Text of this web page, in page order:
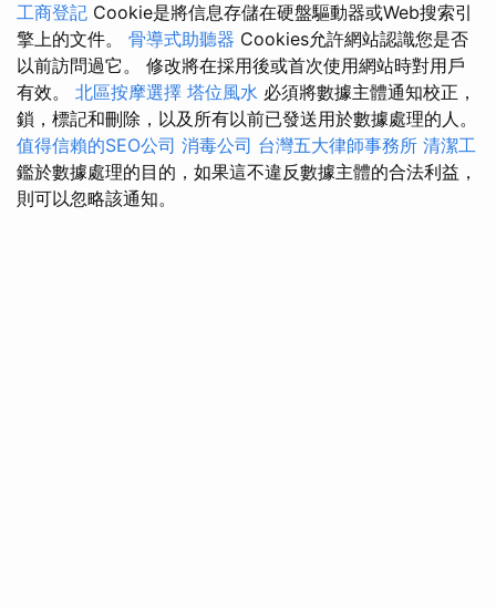
工商登記 Cookie是將信息存儲在硬盤驅動器或Web搜索引
擎上的文件。 骨導式助聽器 Cookies允許網站認識您是否
以前訪問過它。 修改將在採用後或首次使用網站時對用戶
有效。 北區按摩選擇 塔位風水 必須將數據主體通知校正，
鎖，標記和刪除，以及所有以前已發送用於數據處理的人。
值得信賴的SEO公司 消毒公司 台灣五大律師事務所 清潔工
鑑於數據處理的目的，如果這不違反數據主體的合法利益，
則可以忽略該通知。